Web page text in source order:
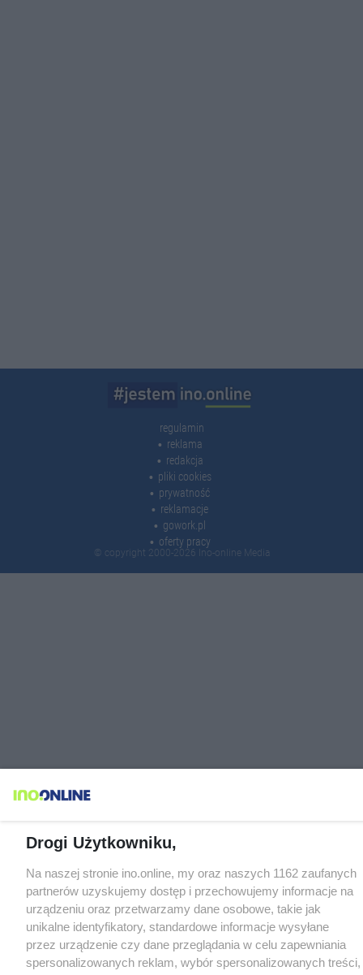
regulamin
reklama
redakcja
pliki cookies
prywatność
reklamacje
gowork.pl
oferty pracy
© copyright 2000-2026 Ino-online Media
Drogi Użytkowniku,
Na naszej stronie ino.online, my oraz naszych 1162 zaufanych
partnerów uzyskujemy dostęp i przechowujemy informacje na
urządzeniu oraz przetwarzamy dane osobowe, takie jak
unikalne identyfikatory, standardowe informacje wysyłane
przez urządzenie czy dane przeglądania w celu zapewniania
spersonalizowanych reklam, wybór spersonalizowanych treści,